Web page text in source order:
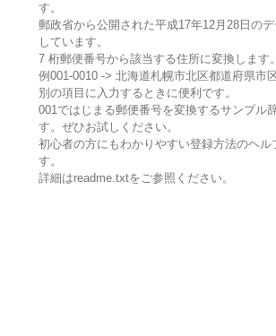
す。
郵政省から公開された平成17年12月28日の
しています。
7 桁郵便番号から該当する住所に変換します。
例001-0010 -> 北海道札幌市北区都道府県市
別の項目に入力するときに便利です。
001ではじまる郵便番号を変換するサンプル
す。ぜひお試しください。
初心者の方にもわかりやすい登録方法のヘル
す。
詳細はreadme.txtをご参照ください。